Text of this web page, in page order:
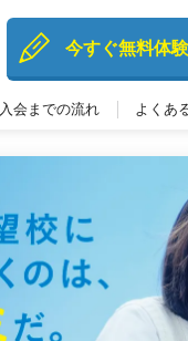
今すぐ無料体験
入会までの流れ よくあ